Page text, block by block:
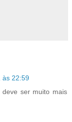
às 22:59
deve ser muito mais